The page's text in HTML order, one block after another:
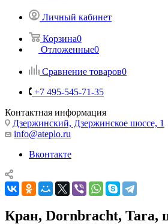
Личный кабинет
Корзина0
Отложенные0
Сравнение товаров0
+7 495-545-71-35
Контактная информация
Дзержинский, Дзержинское шоссе, 1
info@ateplo.ru
Вконтакте
Кран, Dornbracht, Tara,